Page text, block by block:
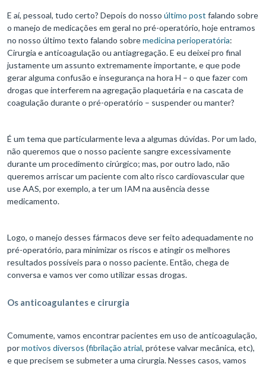
E aí, pessoal, tudo certo? Depois do nosso último post falando sobre
o manejo de medicações em geral no pré-operatório, hoje entramos
no nosso último texto falando sobremedicina perioperatória:
Cirurgia e anticoagulação ou antiagregação. E eu deixei pro final
justamente um assunto extremamente importante, e que pode
gerar alguma confusão e insegurança na hora H – o que fazer com
drogas que interferem na agregação plaquetária e na cascata de
coagulação durante o pré-operatório – suspender ou manter?
É um tema que particularmente leva a algumas dúvidas. Por um lado,
não queremos que o nosso paciente sangre excessivamente
durante um procedimento cirúrgico; mas, por outro lado, não
queremos arriscar um paciente com alto risco cardiovascular que
use AAS, por exemplo, a ter um IAM na ausência desse
medicamento.
Logo, o manejo desses fármacos deve ser feito adequadamente no
pré-operatório, para minimizar os riscos e atingir os melhores
resultados possíveis para o nosso paciente. Então, chega de
conversa e vamos ver como utilizar essas drogas.
Os anticoagulantes e cirurgia
Comumente, vamos encontrar pacientes em uso de anticoagulação,
pormotivos diversos (fibrilação atrial, prótese valvar mecânica, etc),
e que precisem se submeter a uma cirurgia. Nesses casos, vamos